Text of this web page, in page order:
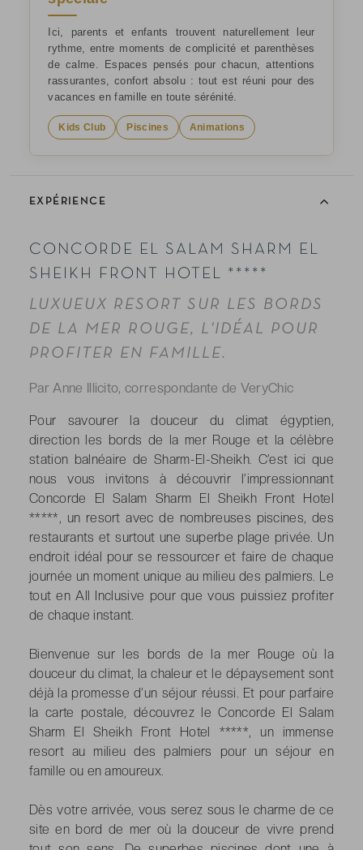
EXPÉRIENCE
CONCORDE EL SALAM SHARM EL
SHEIKH FRONT HOTEL *****
LUXUEUX RESORT SUR LES BORDS
DE LA MER ROUGE, L'IDÉAL POUR
PROFITER EN FAMILLE.
Par Anne Illicito, correspondante de VeryChic
Pour savourer la douceur du climat égyptien,
direction les bords de la mer Rouge et la célèbre
station balnéaire de Sharm-El-Sheikh. C’est ici que
nous vous invitons à découvrir l’impressionnant
Concorde El Salam Sharm El Sheikh Front Hotel
*****, un resort avec de nombreuses piscines, des
restaurants et surtout une superbe plage privée. Un
endroit idéal pour se ressourcer et faire de chaque
journée un moment unique au milieu des palmiers. Le
tout en All Inclusive pour que vous puissiez profiter
de chaque instant.
Bienvenue sur les bords de la mer Rouge où la
douceur du climat, la chaleur et le dépaysement sont
déjà la promesse d’un séjour réussi. Et pour parfaire
la carte postale, découvrez le Concorde El Salam
Sharm El Sheikh Front Hotel *****, un immense
resort au milieu des palmiers pour un séjour en
famille ou en amoureux.
Dès votre arrivée, vous serez sous le charme de ce
site en bord de mer où la douceur de vivre prend
Ici, parents et enfants trouvent naturellement leur
rythme, entre moments de complicité et parenthèses
de calme. Espaces pensés pour chacun, attentions
rassurantes, confort absolu : tout est réuni pour des
vacances en famille en toute sérénité.
Kids Club Piscines Animations